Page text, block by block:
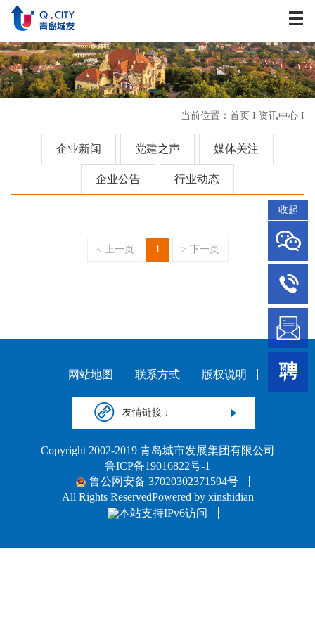
资讯中心
战略发展
业务板块
企业文化
人力资源
联系我们
收起
当前位置： 首页 I 资讯中心 I
企业新闻 党建之声 媒体关注
企业公告 行业动态
< 上一页 1 > 下一页
网站地图 联系方式 版权说明
友情链接：
Copyright 2002-2019 青岛城市发展集团有限公司
鲁ICP备19016822号-1
鲁公网安备 37020302371594号
All Rights ReservedPowered by xinshidian